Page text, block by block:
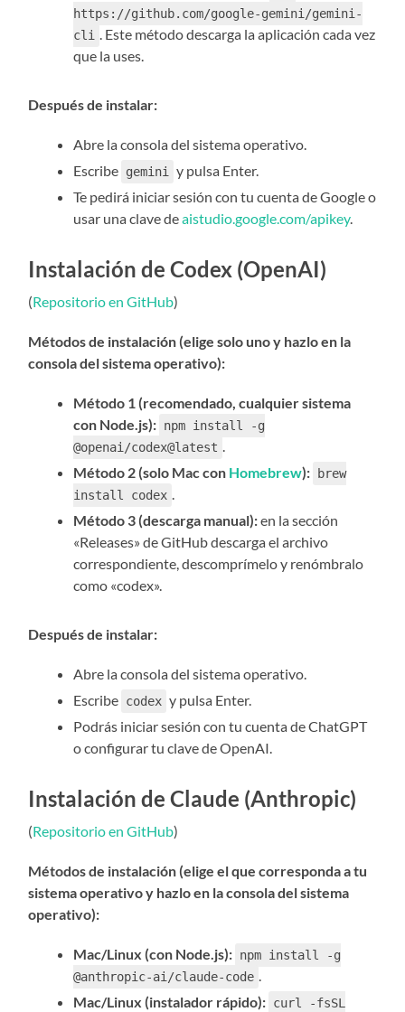
https://github.com/google-gemini/gemini-
cli . Este método descarga la aplicación cada vez
que la uses.
Después de instalar:
Abre la consola del sistema operativo.
Escribe gemini y pulsa Enter.
Te pedirá iniciar sesión con tu cuenta de Google o
usar una clave deaistudio.google.com/apikey.
Instalación de Codex (OpenAI)
(Repositorio en GitHub)
Métodos de instalación (elige solo uno y hazlo en la
consola del sistema operativo):
Método 1 (recomendado, cualquier sistema
con Node.js): npm install -g
@openai/codex@latest .
Método 2 (solo Mac con Homebrew):
brew
install codex .
Método 3 (descarga manual):en la sección
«Releases» de GitHub descarga el archivo
correspondiente, descomprímelo y renómbralo
como «codex».
Después de instalar:
Abre la consola del sistema operativo.
Escribe codex y pulsa Enter.
Podrás iniciar sesión con tu cuenta de ChatGPT
o configurar tu clave de OpenAI.
Instalación de Claude (Anthropic)
(Repositorio en GitHub)
Métodos de instalación (elige el que corresponda a tu
sistema operativo y hazlo en la consola del sistema
operativo):
Mac/Linux (con Node.js): npm install -g
@anthropic-ai/claude-code .
Mac/Linux (instalador rápido): curl -fsSL